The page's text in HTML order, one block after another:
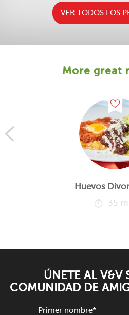
VER TODOS LOS
More great
Huevos
35
ÚNETE AL V&V
COMUNIDAD DE
Primer nombre*